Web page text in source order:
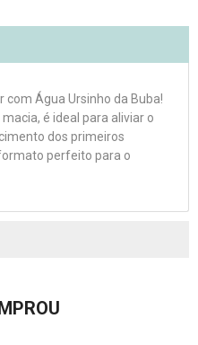
com Água Ursinho da Buba!
é ideal para aliviar o
dos primeiros
perfeito para o